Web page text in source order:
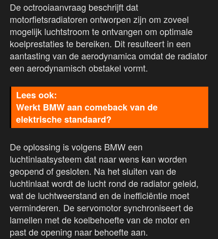
De octrooiaanvraag beschrijft dat
motorfietsradiatoren ontworpen zijn om zoveel
mogelijk luchtstroom te ontvangen om optimale
koelprestaties te bereiken. Dit resulteert in een
aantasting van de aerodynamica omdat de radiator
een aerodynamisch obstakel vormt.
Werkt BMW aan comeback van de
elektrische standaard?
De oplossing is volgens BMW een
luchtinlaatsysteem dat naar wens kan worden
geopend of gesloten. Na het sluiten van de
luchtinlaat wordt de lucht rond de radiator geleid,
wat de luchtweerstand en de inefficiëntie moet
verminderen. De servomotor synchroniseert de
lamellen met de koelbehoefte van de motor en
past de opening naar behoefte aan.